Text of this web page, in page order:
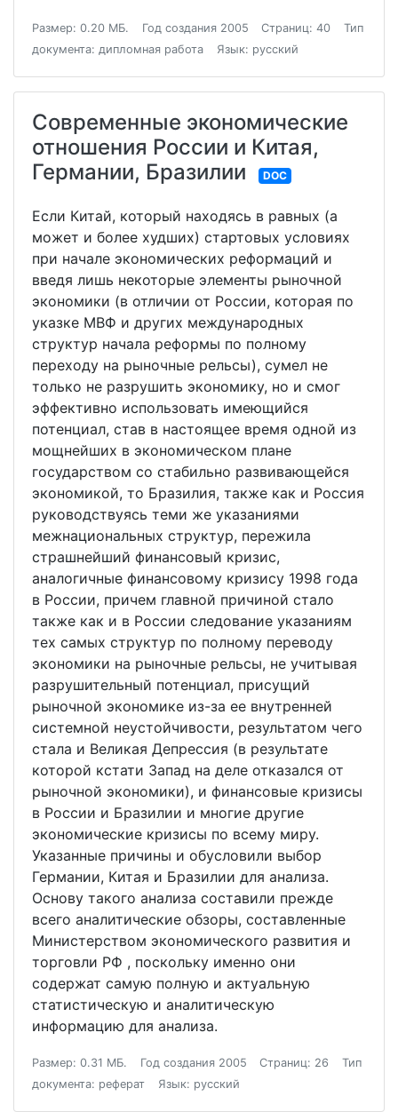
Размер: 0.20 МБ. Год создания 2005 Страниц: 40
Тип
документа: дипломная работа
Язык: русский
Современные экономические
отношения России и Китая,
Германии, Бразилии
DOC
Если Китай, который находясь в равных (а
может и более худших) стартовых условиях
при начале экономических реформаций и
введя лишь некоторые элементы рыночной
экономики (в отличии от России, которая по
указке МВФ и других международных
структур начала реформы по полному
переходу на рыночные рельсы), сумел не
только не разрушить экономику, но и смог
эффективно использовать имеющийся
потенциал, став в настоящее время одной из
мощнейших в экономическом плане
государством со стабильно развивающейся
экономикой, то Бразилия, также как и Россия
руководствуясь теми же указаниями
межнациональных структур, пережила
страшнейший финансовый кризис,
аналогичные финансовому кризису 1998 года
в России, причем главной причиной стало
также как и в России следование указаниям
тех самых структур по полному переводу
экономики на рыночные рельсы, не учитывая
разрушительный потенциал, присущий
рыночной экономике из-за ее внутренней
системной неустойчивости, результатом чего
стала и Великая Депрессия (в результате
которой кстати Запад на деле отказался от
рыночной экономики), и финансовые кризисы
в России и Бразилии и многие другие
экономические кризисы по всему миру.
Указанные причины и обусловили выбор
Германии, Китая и Бразилии для анализа.
Основу такого анализа составили прежде
всего аналитические обзоры, составленные
Министерством экономического развития и
торговли РФ , поскольку именно они
содержат самую полную и актуальную
статистическую и аналитическую
информацию для анализа.
Размер: 0.31 МБ. Год создания 2005 Страниц: 26
Тип
документа: реферат
Язык: русский